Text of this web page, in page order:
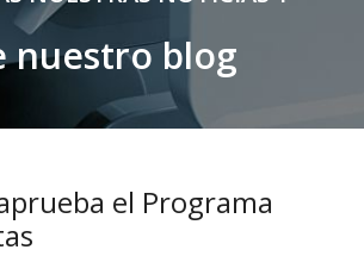
nuestro blog
el Programa